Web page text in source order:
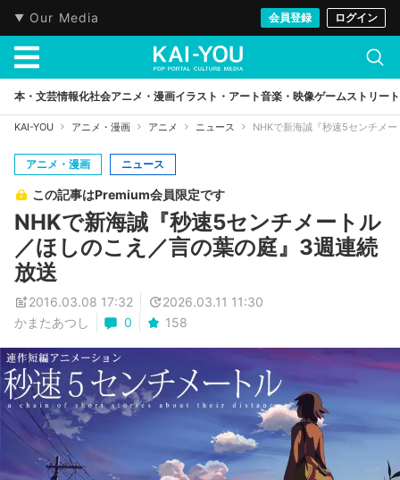
Our Media 会員登録 ログイン
本・文芸情報化社会アニメ・漫画イラスト・アート音楽・映像ゲームストリート
KAI-YOU アニメ・漫画 アニメ ニュース NHKで新海誠『秒速5センチメ
アニメ・漫画 ニュース
この記事はPremium会員限定です
NHKで新海誠『秒速5センチメートル
／ほしのこえ／言の葉の庭』3週連続
放送
2016.03.08 17:32
2026.03.11 11:30
かまたあつし
0 158